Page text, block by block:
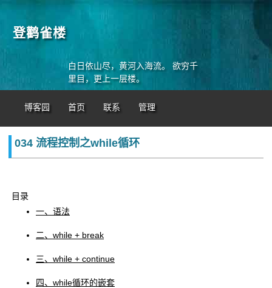
登鹳雀楼
白日依山尽，黄河入海流。 欲穷千
里目，更上一层楼。
博客园 首页 联系 管理
034 流程控制之while循环
目录
一、语法
二、while + break
三、while + continue
四、while循环的嵌套